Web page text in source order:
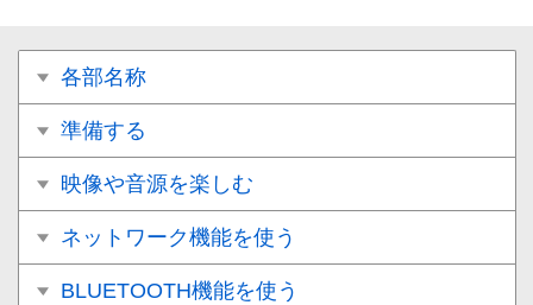
各部名称
準備する
映像や音源を楽しむ
ネットワーク機能を使う
BLUETOOTH機能を使う